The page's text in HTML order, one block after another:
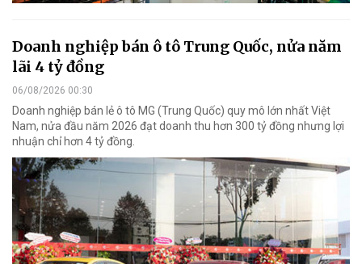
Doanh nghiệp bán ô tô Trung Quốc, nửa năm
lãi 4 tỷ đồng
06/08/2026 00:30
Doanh nghiệp bán lẻ ô tô MG (Trung Quốc) quy mô lớn nhất Việt
Nam, nửa đầu năm 2026 đạt doanh thu hơn 300 tỷ đồng nhưng lợi
nhuận chỉ hơn 4 tỷ đồng.